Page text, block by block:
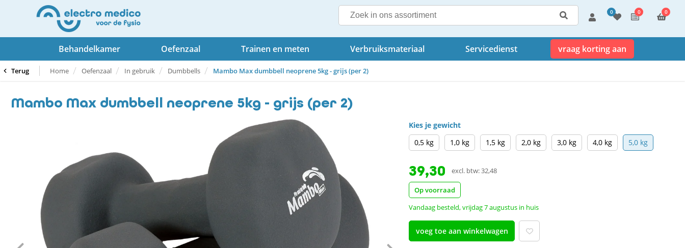
0 0 0
Behandelkamer Oefenzaal Trainen en meten Verbruiksmateriaal Servicedienst vraag korting aan
Terug Home Oefenzaal In gebruik Dumbbells Mambo Max dumbbell neoprene 5kg - grijs (per 2)
Mambo Max dumbbell neoprene 5kg - grijs (per 2)
Kies je gewicht
0,5 kg
1,0 kg 1,5 kg 2,0 kg 3,0 kg 4,0 kg 5,0 kg
39,30 excl. btw: 32,48
Op voorraad
Vandaag besteld, vrijdag 7 augustus in huis
voeg toe aan winkelwagen